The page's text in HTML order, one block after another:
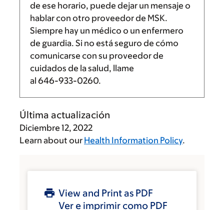
de ese horario, puede dejar un mensaje o
hablar con otro proveedor de MSK.
Siempre hay un médico o un enfermero
de guardia. Si no está seguro de cómo
comunicarse con su proveedor de
cuidados de la salud, llame
al 646-933-0260.
Última actualización
Diciembre 12, 2022
Learn about our Health Information Policy.
View and Print as PDF
Ver e imprimir como PDF